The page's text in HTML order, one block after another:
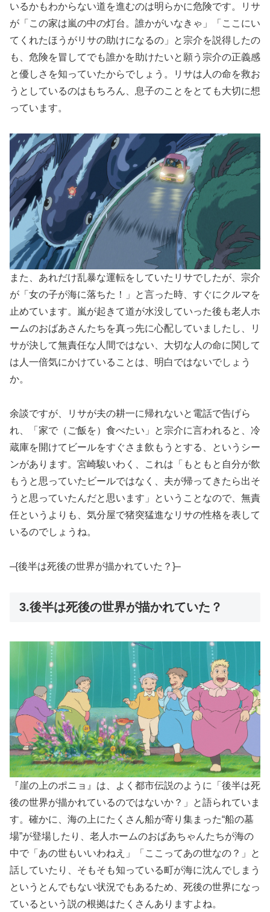
いるかもわからない道を進むのは明らかに危険です。リサ
が「この家は嵐の中の灯台。誰かがいなきゃ」「ここにい
てくれたほうがリサの助けになるの」と宗介を説得したの
も、危険を冒してでも誰かを助けたいと願う宗介の正義感
と優しさを知っていたからでしょう。リサは人の命を救お
うとしているのはもちろん、息子のことをとても大切に想
っています。
また、あれだけ乱暴な運転をしていたリサでしたが、宗介
が「女の子が海に落ちた！」と言った時、すぐにクルマを
止めています。嵐が起きて道が水没していった後も老人ホ
ームのおばあさんたちを真っ先に心配していましたし、リ
サが決して無責任な人間ではない、大切な人の命に関して
は人一倍気にかけていることは、明白ではないでしょう
か。
余談ですが、リサが夫の耕一に帰れないと電話で告げら
れ、「家で（ご飯を）食べたい」と宗介に言われると、冷
蔵庫を開けてビールをすぐさま飲もうとする、というシー
ンがあります。宮崎駿いわく、これは「もともと自分が飲
もうと思っていたビールではなく、夫が帰ってきたら出そ
うと思っていたんだと思います」ということなので、無責
任というよりも、気分屋で猪突猛進なリサの性格を表して
いるのでしょうね。
–{後半は死後の世界が描かれていた？}–
3.後半は死後の世界が描かれていた？
『崖の上のポニョ』は、よく都市伝説のように「後半は死
後の世界が描かれているのではないか？」と語られていま
す。確かに、海の上にたくさん船が寄り集まった“船の墓
場”が登場したり、老人ホームのおばあちゃんたちが海の
中で「あの世もいいわねえ」「ここってあの世なの？」と
話していたり、そもそも知っている町が海に沈んでしまう
というとんでもない状況でもあるため、死後の世界になっ
ているという説の根拠はたくさんありますよね。